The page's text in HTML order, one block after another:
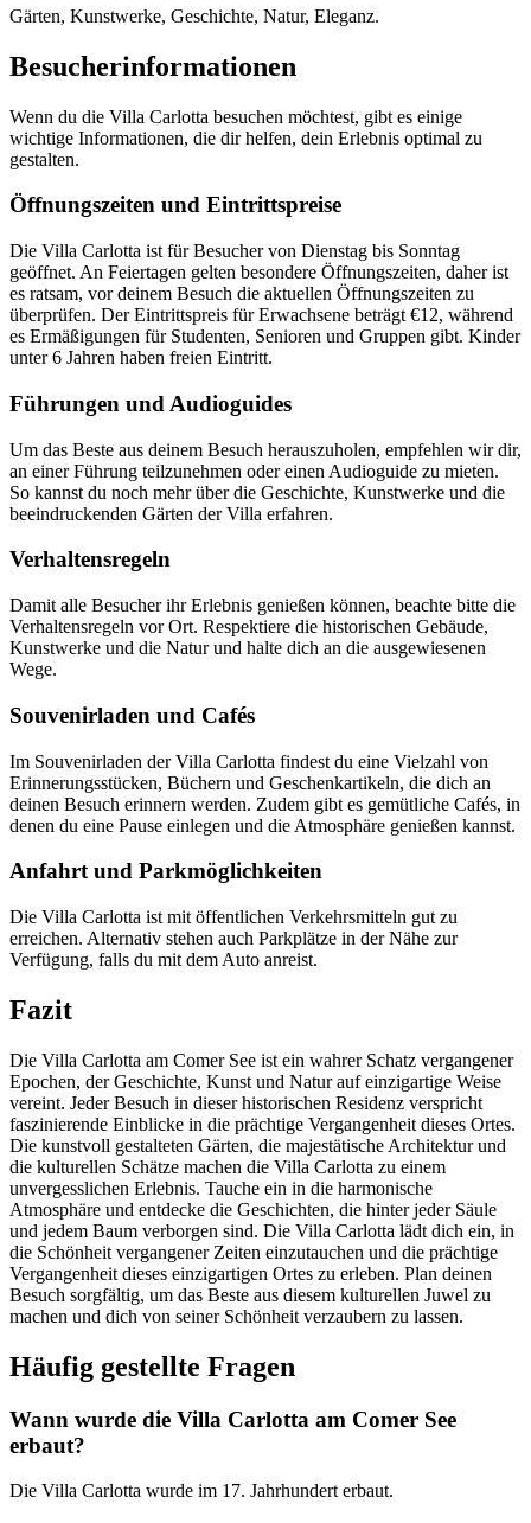
Gärten, Kunstwerke, Geschichte, Natur, Eleganz.
Besucherinformationen
Wenn du die Villa Carlotta besuchen möchtest, gibt es einige
wichtige Informationen, die dir helfen, dein Erlebnis optimal zu
gestalten.
Öffnungszeiten und Eintrittspreise
Die Villa Carlotta ist für Besucher von Dienstag bis Sonntag
geöffnet. An Feiertagen gelten besondere Öffnungszeiten, daher ist
es ratsam, vor deinem Besuch die aktuellen Öffnungszeiten zu
überprüfen. Der Eintrittspreis für Erwachsene beträgt €12, während
es Ermäßigungen für Studenten, Senioren und Gruppen gibt. Kinder
unter 6 Jahren haben freien Eintritt.
Führungen und Audioguides
Um das Beste aus deinem Besuch herauszuholen, empfehlen wir dir,
an einer Führung teilzunehmen oder einen Audioguide zu mieten.
So kannst du noch mehr über die Geschichte, Kunstwerke und die
beeindruckenden Gärten der Villa erfahren.
Verhaltensregeln
Damit alle Besucher ihr Erlebnis genießen können, beachte bitte die
Verhaltensregeln vor Ort. Respektiere die historischen Gebäude,
Kunstwerke und die Natur und halte dich an die ausgewiesenen
Wege.
Souvenirladen und Cafés
Im Souvenirladen der Villa Carlotta findest du eine Vielzahl von
Erinnerungsstücken, Büchern und Geschenkartikeln, die dich an
deinen Besuch erinnern werden. Zudem gibt es gemütliche Cafés, in
denen du eine Pause einlegen und die Atmosphäre genießen kannst.
Anfahrt und Parkmöglichkeiten
Die Villa Carlotta ist mit öffentlichen Verkehrsmitteln gut zu
erreichen. Alternativ stehen auch Parkplätze in der Nähe zur
Verfügung, falls du mit dem Auto anreist.
Fazit
Die Villa Carlotta am Comer See ist ein wahrer Schatz vergangener
Epochen, der Geschichte, Kunst und Natur auf einzigartige Weise
vereint. Jeder Besuch in dieser historischen Residenz verspricht
faszinierende Einblicke in die prächtige Vergangenheit dieses Ortes.
Die kunstvoll gestalteten Gärten, die majestätische Architektur und
die kulturellen Schätze machen die Villa Carlotta zu einem
unvergesslichen Erlebnis. Tauche ein in die harmonische
Atmosphäre und entdecke die Geschichten, die hinter jeder Säule
und jedem Baum verborgen sind. Die Villa Carlotta lädt dich ein, in
die Schönheit vergangener Zeiten einzutauchen und die prächtige
Vergangenheit dieses einzigartigen Ortes zu erleben. Plan deinen
Besuch sorgfältig, um das Beste aus diesem kulturellen Juwel zu
machen und dich von seiner Schönheit verzaubern zu lassen.
Häufig gestellte Fragen
Wann wurde die Villa Carlotta am Comer See
erbaut?
Die Villa Carlotta wurde im 17. Jahrhundert erbaut.